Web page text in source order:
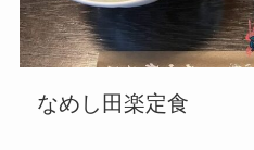
なめし田楽定食